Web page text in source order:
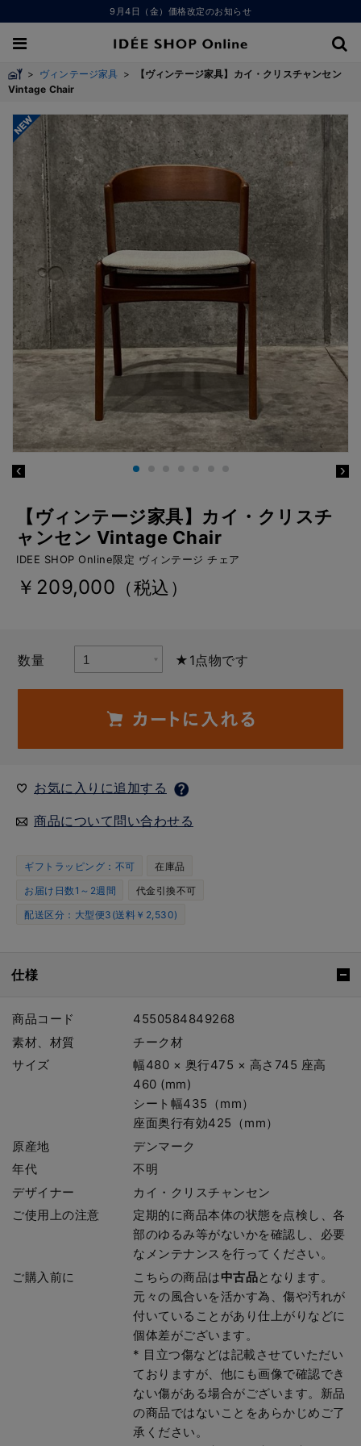
9月4日（金）価格改定のお知らせ
> ヴィンテージ家具 >
【ヴィンテージ家具】カイ・クリスチャンセン
Vintage Chair
【ヴィンテージ家具】カイ・クリスチ
ャンセン Vintage Chair
IDEE SHOP Online限定 ヴィンテージ チェア
￥209,000 （税込）
数量 ★1点物です
お気に入りに追加する
商品について問い合わせる
ギフトラッピング：不可
在庫品
お届け日数1～2週間
代金引換不可
配送区分：大型便3(送料￥2,530)
仕様
商品コード
4550584849268
素材、材質
チーク材
サイズ
幅480 × 奥行475 × 高さ745 座高
460 (mm)
シート幅435（mm）
座面奥行有効425（mm）
原産地
デンマーク
年代
不明
デザイナー
カイ・クリスチャンセン
ご使用上の注意
定期的に商品本体の状態を点検し、各
部のゆるみ等がないかを確認し、必要
なメンテナンスを行ってください。
ご購入前に
こちらの商品は中古品となります。
元々の風合いを活かす為、傷や汚れが
付いていることがあり仕上がりなどに
個体差がございます。
* 目立つ傷などは記載させていただい
ておりますが、他にも画像で確認でき
ない傷がある場合がございます。新品
の商品ではないことをあらかじめご了
承ください。